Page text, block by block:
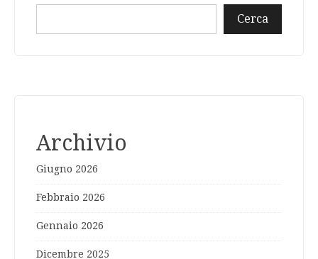
Cerca
Archivio
Giugno 2026
Febbraio 2026
Gennaio 2026
Dicembre 2025